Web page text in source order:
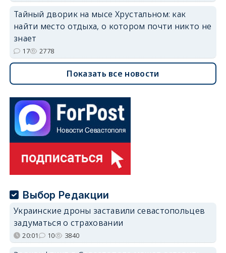
Тайный дворик на мысе Хрустальном: как
найти место отдыха, о котором почти никто не
знает
17 2778
Показать все новости
Выбор Редакции
Украинские дроны заставили севастопольцев
задуматься о страховании
20:01 10 3840